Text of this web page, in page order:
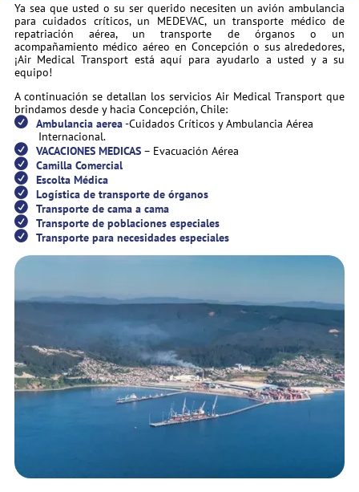
Ya sea que usted o su ser querido necesiten un avión ambulancia
para cuidados críticos, un MEDEVAC, un transporte médico de
repatriación aérea, un transporte de órganos o un
acompañamiento médico aéreo en Concepción o sus alrededores,
¡Air Medical Transport está aquí para ayudarlo a usted y a su
equipo!
A continuación se detallan los servicios Air Medical Transport que
brindamos desde y hacia Concepción, Chile:
Ambulancia aerea-Cuidados Críticos y Ambulancia Aérea
Internacional.
VACACIONES MEDICAS– Evacuación Aérea
Camilla Comercial
Escolta Médica
Logística de transporte de órganos
Transporte de cama a cama
Transporte de poblaciones especiales
Transporte para necesidades especiales